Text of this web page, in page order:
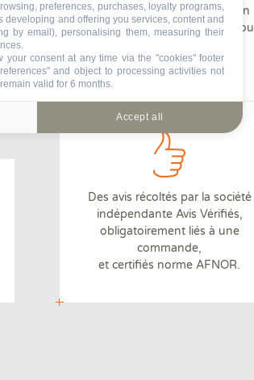
Livraison de plans 2D / 3D en
ligne permettant de revisiter ou
Des avis récoltés par la société
indépendante Avis Vérifiés,
obligatoirement liés à une
commande,
et certifiés norme AFNOR.
preferences, purchases, loyalty programs,
developing and offering you services, content and
by email), personalising them, measuring their
your consent at any time via the "cookies" footer
and object to processing activities not
valid for 6 months.
Accept all